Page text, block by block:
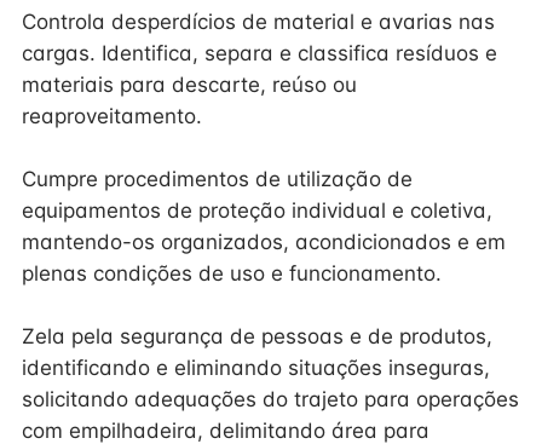
Controla desperdícios de material e avarias nas
cargas. Identifica, separa e classifica resíduos e
materiais para descarte, reúso ou
reaproveitamento.
Cumpre procedimentos de utilização de
equipamentos de proteção individual e coletiva,
mantendo-os organizados, acondicionados e em
plenas condições de uso e funcionamento.
Zela pela segurança de pessoas e de produtos,
identificando e eliminando situações inseguras,
solicitando adequações do trajeto para operações
com empilhadeira, delimitando área para